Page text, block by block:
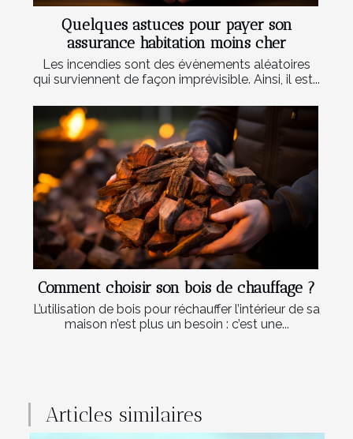
Quelques astuces pour payer son
assurance habitation moins cher
Les incendies sont des évènements aléatoires
qui surviennent de façon imprévisible. Ainsi, il est...
Comment choisir son bois de chauffage ?
L’utilisation de bois pour réchauffer l’intérieur de sa
maison n’est plus un besoin : c’est une...
Articles similaires